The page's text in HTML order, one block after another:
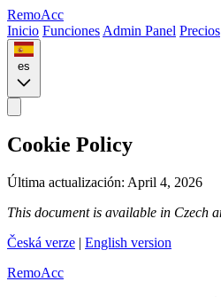
RemoAcc
Inicio Funciones Admin Panel Precios
es
Cookie Policy
Última actualización: April 4, 2026
This document is available in Czech
Česká verze | English version
RemoAcc